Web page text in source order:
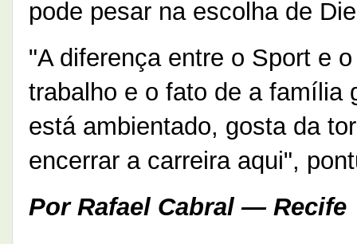
pode pesar na escolha de
"A diferença entre o Sport e
trabalho e o fato de a família
está ambientado, gosta da
encerrar a carreira aqui",
Por Rafael Cabral — Recife